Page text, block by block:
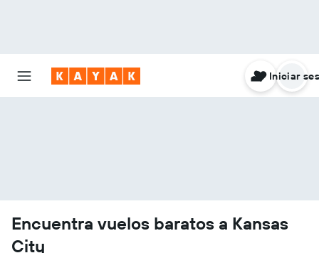
Iniciar
Encuentra vuelos baratos a Kansas
City